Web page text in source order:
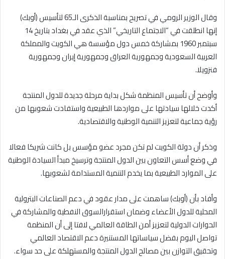
وقال الوزير الرومي في تصريح بمناسبة الذكرى الـ65 لتأسيس (أوبك)
إنها انطلقت في “الاجتماع التاريخي” الذي عقد في بغداد بتاريخ 14
سبتمبر 1960 بمشاركة خمس دول مؤسسة هي الكويت والمملكة
العربية السعودية وجمهورية العراق وجمهورية إيران وجمهورية
فنزويلا.
وأوضح أن تأسيس المنظمة شكل بداية مرحلة جديدة للدول المنتجة
أكدت خلالها سيادتها على مواردها الطبيعية واستفادت شعوبها من
رؤية جماعية لتعزيز التنمية الوطنية والاقتصادية.
وذكر أن دولة الكويت لم تكن مجرد عضو مؤسس بل كانت شريكا فعالا
في وضع أسس التعاون بين الدول المنتجة وترسيخ مبدأ السيادة الوطنية
على الموارد الطبيعية بما يخدم التنمية المستدامة لشعوبها.
وأفاد بأن (أوبك) ساهمت على مدار عقود في دعم الصناعات البترولية
المحلية للدول الأعضاء وضمان استقرارالسوق النفطية والمشاركة في
الحوارات الدولية لتعزيز أمن الطاقة العالمي لافتا إلى أن المنظمة
تواصل اليوم بفضل سياساتها المستنيرة دعم الاقتصاد العالمي
وتحقيق التوازن بين مصالح الدول المنتجة والمستهلكة على حد سواء.